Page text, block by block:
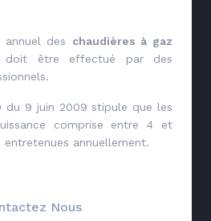
annuel des chaudières à gaz
doit être effectué par des
du 9 juin 2009 stipule que les
comprise entre 4 et
annuellement.
Nous